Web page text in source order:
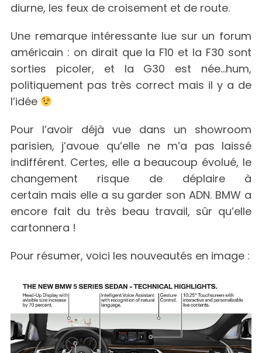
diurne, les feux de croisement et de route.
Une remarque intéressante lue sur un forum
américain : on dirait que la F10 et la F30 sont
sorties picoler, et la G30 est née…hum,
politiquement pas très correct mais il y a de
l’idée
Pour l’avoir déjà vue dans un showroom
parisien, j’avoue qu’elle ne m’a pas laissé
indifférent. Certes, elle a beaucoup évolué, le
changement risque de déplaire à
certain mais elle a su garder son ADN. BMW a
encore fait du très beau travail, sûr qu’elle
cartonnera !
Pour résumer, voici les nouveautés en image :